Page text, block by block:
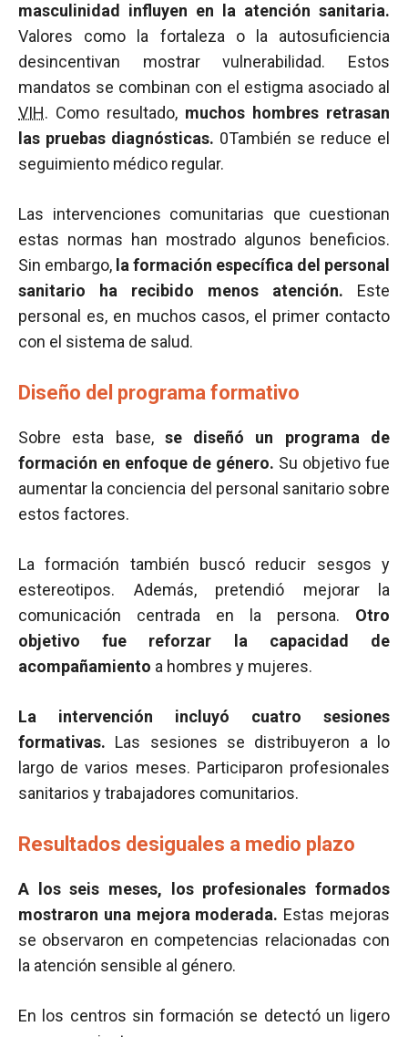
masculinidad influyen en la atención sanitaria.
Valores como la fortaleza o la autosuficiencia
desincentivan mostrar vulnerabilidad. Estos
mandatos se combinan con el estigma asociado al
VIH. Como resultado, muchos hombres retrasan
las pruebas diagnósticas. 0También se reduce el
seguimiento médico regular.
Las intervenciones comunitarias que cuestionan
estas normas han mostrado algunos beneficios.
Sin embargo, la formación específica del personal
sanitario ha recibido menos atención. Este
personal es, en muchos casos, el primer contacto
con el sistema de salud.
Diseño del programa formativo
Sobre esta base, se diseñó un programa de
formación en enfoque de género. Su objetivo fue
aumentar la conciencia del personal sanitario sobre
estos factores.
La formación también buscó reducir sesgos y
estereotipos. Además, pretendió mejorar la
comunicación centrada en la persona. Otro
objetivo fue reforzar la capacidad de
acompañamiento a hombres y mujeres.
La intervención incluyó cuatro sesiones
formativas. Las sesiones se distribuyeron a lo
largo de varios meses. Participaron profesionales
sanitarios y trabajadores comunitarios.
Resultados desiguales a medio plazo
A los seis meses, los profesionales formados
mostraron una mejora moderada. Estas mejoras
se observaron en competencias relacionadas con
la atención sensible al género.
En los centros sin formación se detectó un ligero